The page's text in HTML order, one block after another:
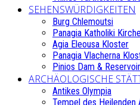
SEHENSWÜRDIGKEITEN
Burg Chlemoutsi
Panagia Katholiki Kirche
Agia Eleousa Kloster
Panagia Vlacherna
Pinios Dam & Reservoir
ARCHÄOLOGISCHE
Antikes Olympia
Tempel des Heilenden